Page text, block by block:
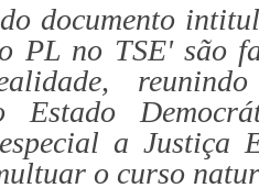
documento
PL no TSE' são
Estado
a Justiça
o curso